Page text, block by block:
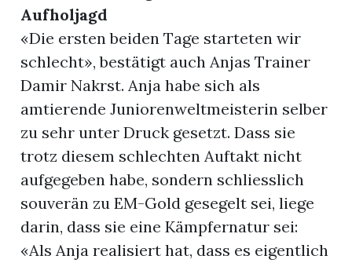
Aufholjagd
«Die ersten beiden Tage starteten wir
schlecht», bestätigt auch Anjas Trainer
Damir Nakrst. Anja habe sich als
amtierende Juniorenweltmeisterin selber
zu sehr unter Druck gesetzt. Dass sie
trotz diesem schlechten Auftakt nicht
aufgegeben habe, sondern schliesslich
souverän zu EM-Gold gesegelt sei, liege
darin, dass sie eine Kämpfernatur sei:
«Als Anja realisiert hat, dass es eigentlich